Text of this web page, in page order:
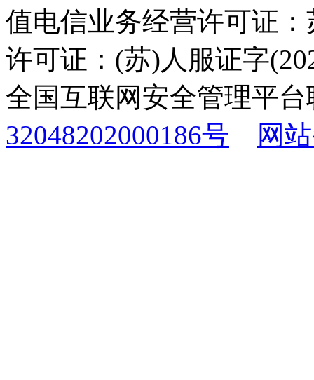
值电信业务经营许可证
许可证：(苏)人服证字
全国互联网安全管理平
32048202000186号
网